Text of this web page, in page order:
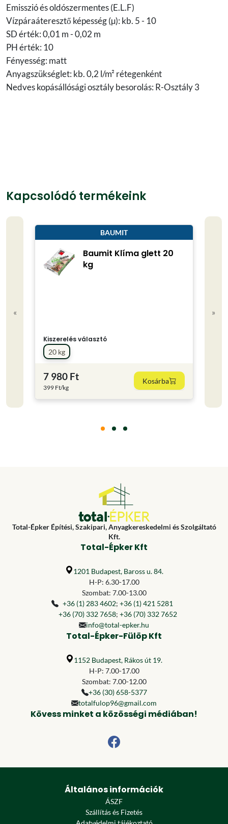
Emisszió és oldószermentes (E.L.F)
Vízpáraáteresztő képesség (µ): kb. 5 - 10
SD érték: 0,01 m - 0,02 m
PH érték: 10
Fényesség: matt
Anyagszükséglet: kb. 0,2 l/m² rétegenként
Nedves kopásállósági osztály besorolás: R-Osztály 3
Kapcsolódó termékeink
«
BAUMIT
Baumit Klíma glett 20
kg
Kiszerelés választó
20 kg
7 980 Ft
399 Ft/kg
Kosárba
»
Total-Épker Építési, Szakipari, Anyagkereskedelmi és Szolgáltató
Kft.
Total-Épker Kft
1201 Budapest, Baross u. 84.
H-P: 6.30-17.00
Szombat: 7.00-13.00
+36 (1) 283 4602; +36 (1) 421 5281
+36 (70) 332 7658; +36 (70) 332 7652
info@total-epker.hu
Total-Épker-Fülöp Kft
1152 Budapest, Rákos út 19.
H-P: 7.00-17.00
Szombat: 7.00-12.00
+36 (30) 658-5377
totalfulop96@gmail.com
Kövess minket a közösségi médiában!
Általános információk
ÁSZF
Szállítás és Fizetés